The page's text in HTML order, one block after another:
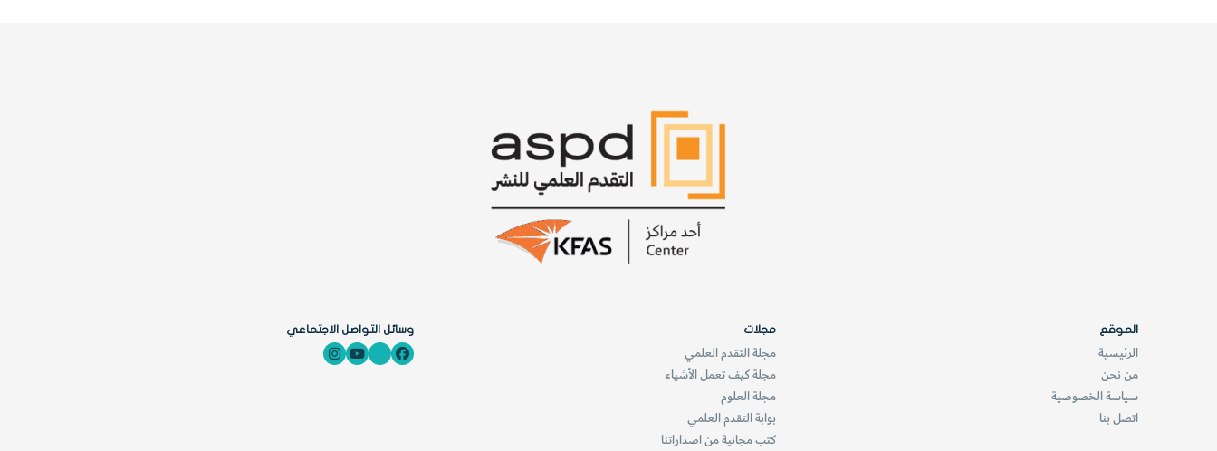
الموقع
الرئيسية
من نحن
سياسة الخصوصية
اتصل بنا
مجلات
مجلة التقدم العلمي
مجلة كيف تعمل الأشياء
مجلة العلوم
بوابة التقدم العلمي
كتب مجانية من اصداراتنا
وسائل التواصل الاجتماعي